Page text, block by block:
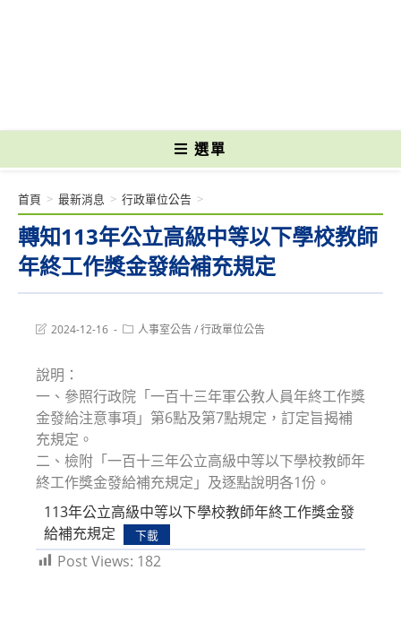
選單
轉知113年公立高級中等以下學校教師
年終工作獎金發給補充規定
首頁 > 最新消息 > 行政單位公告 >
Post2024-12-16
Post人事室公告/行政單位公告
說明：
一、參照行政院「一百十三年軍公教人員年終工作獎
金發給注意事項」第6點及第7點規定，訂定旨揭補
充規定。
二、檢附「一百十三年公立高級中等以下學校教師年
終工作獎金發給補充規定」及逐點說明各1份。
113年公立高級中等以下學校教師年終工作獎金發
給補充規定
下載
Post Views: 182